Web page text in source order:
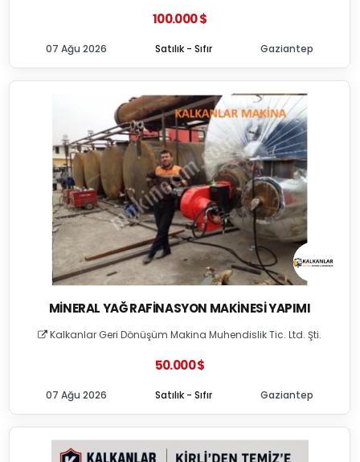
100.000 $
Satılık - Sıfır
07 Ağu 2026 Gaziantep
MINERAL YAĞ RAFINASYON MAKINESI YAPIMI
Kalkanlar Geri Dönüşüm Makina Muhendislik Tic. Ltd. Şti.
50.000 $
Satılık - Sıfır
07 Ağu 2026 Gaziantep